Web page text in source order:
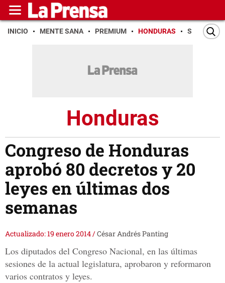
INICIO MENTE SANA PREMIUM HONDURAS SAN PEDRO
Honduras
Congreso de Honduras
aprobó 80 decretos y 20
leyes en últimas dos
semanas
Actualizado: 19 enero 2014/César Andrés Panting
Los diputados del Congreso Nacional, en las últimas
sesiones de la actual legislatura, aprobaron y reformaron
varios contratos y leyes.